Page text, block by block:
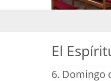
El
6. Domingo